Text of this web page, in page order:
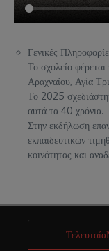
Γενικές
Το σχολείο φέρεται
Αραχναίου, Αγία
Το 2025
αυτά τα 40 χρόνια.
Στην εκδήλωση
εκπαιδευτικών
κοινότητας και